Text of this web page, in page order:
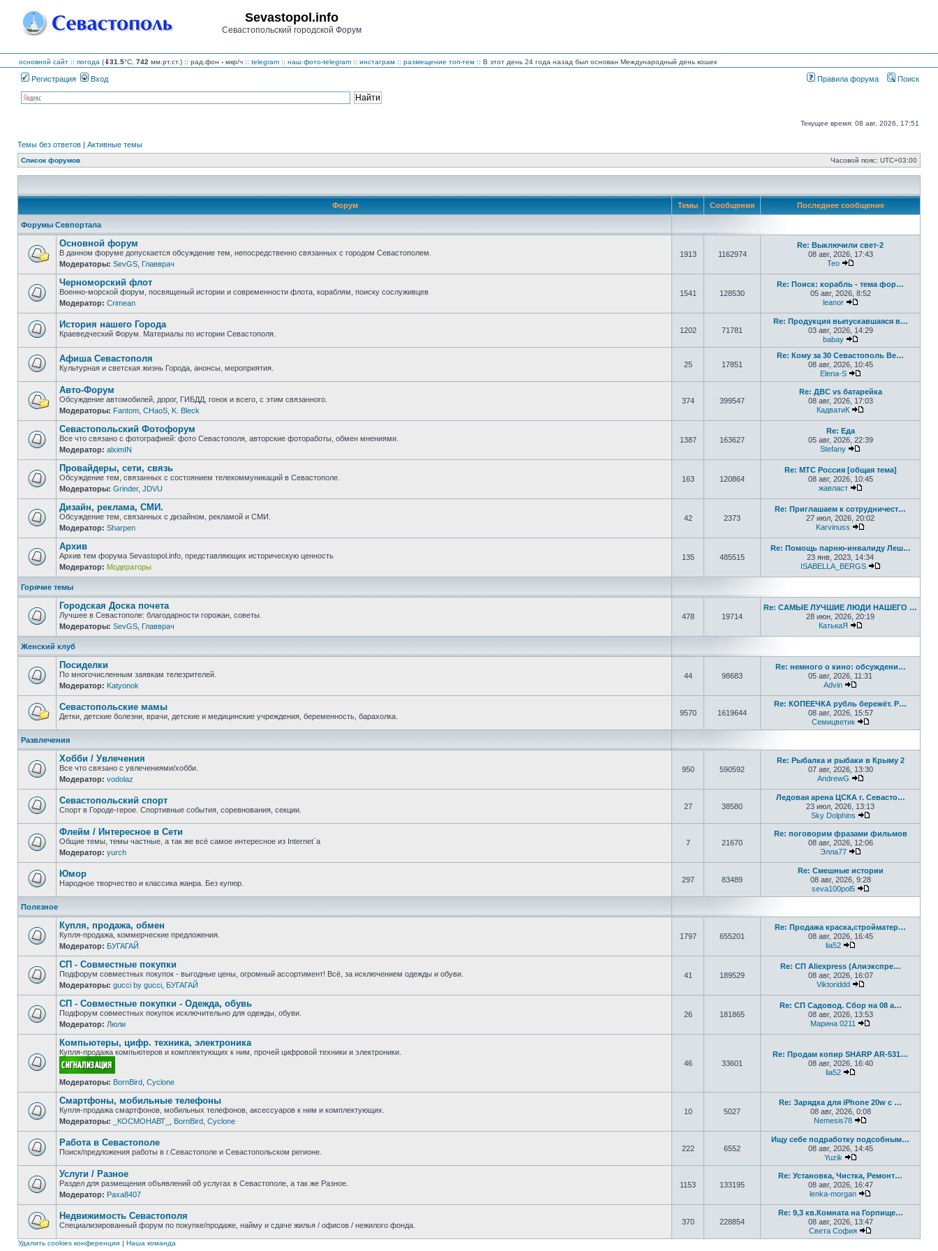
Sevastopol.info
Севастопольский городской Форум
основной сайт :: погода (⇓31.5°C, 742 мм.рт.ст.) :: рад.фон - мкр/ч :: telegram :: наш фото-telegram :: инстаграм :: размещение топ-тем :: В этот день 24 года назад был основан Международный день кошек
Регистрация Вход Правила форума Поиск
Текущее время: 08 авг, 2026, 17:51
Темы без ответов | Активные темы
Список форумов Часовой пояс: UTC+03:00
Форум Темы Сообщения Последнее сообщение
Форумы Севпортала
Нет
непрочитанных
сообщений
Основной форум
В данном форуме допускается обсуждение тем, непосредственно связанных с городом Севастополем.
Модераторы: SevGS Главврач
1913 1162974
Re: Выключили свет-2
08 авг, 2026, 17:43
Тео
Нет
непрочитанных
сообщений
Черноморский флот
Военно-морской форум, посвященый истории и современности флота, кораблям, поиску сослуживцев
Модератор: Crimean
1541 128530
Re: Поиск: корабль - тема фор…
05 авг, 2026, 8:52
leanor
непрочитанных
сообщений
История нашего Города
Краеведческий Форум. Материалы по истории Севастополя. 1202 71781
Re: Продукция выпускавшаяся в…
03 авг, 2026, 14:29
babay
Перейти к
непрочитанных
сообщений
Афиша Севастополя
Культурная и светская жизнь Города, анонсы, мероприятия. 25 17851
Re: Кому за 30 Севастополь Ве…
08 авг, 2026, 10:45
Elena-S
Перейти к
Нет
непрочитанных
сообщений
Авто-Форум
Обсуждение автомобилей, дорог, ГИБДД, гонок и всего, с этим связанного.
Модераторы: Fantom CHaoS K. Bleck
374 399547
Re: ДВС vs батарейка
08 авг, 2026, 17:03
КадватиК
Нет
непрочитанных
сообщений
Севастопольский Фотофорум
Все что связано с фотографией: фото Севастополя, авторские фотоработы, обмен мнениями.
Модератор: alximIN
1387 163627
Re: Еда
05 авг, 2026, 22:39
Stefany
Нет
непрочитанных
сообщений
Провайдеры, сети, связь
Обсуждение тем, связанных с состоянием телекоммуникаций в Севастополе.
Модераторы: Grinder, JDVU
163 120864
Re: МТС Россия [общая тема]
08 авг, 2026, 10:45
жавласт
Нет
непрочитанных
сообщений
Дизайн, реклама, СМИ.
Обсуждение тем, связанных с дизайном, рекламой и СМИ.
Модератор: Sharpen
42 2373
Re: Приглашаем к сотрудничест…
27 июл, 2026, 20:02
Karvinuss
Нет
непрочитанных
сообщений
Архив
Архив тем форума Sevastopol.info, представляющих историческую ценность
Модератор: Модераторы
135 485515
Re: Помощь парню-инвалиду Леш…
23 янв, 2023, 14:34
ISABELLA_BERGS
Горячие темы
Нет
непрочитанных
сообщений
Городская Доска почета
Лучшее в Севастополе: благодарности горожан, советы.
Модераторы: SevGS Главврач
478 19714
Re: САМЫЕ ЛУЧШИЕ ЛЮДИ НАШЕГО …
28 июн, 2026, 20:19
КатькаЯ
Женский клуб
Нет
непрочитанных
сообщений
Посиделки
По многочисленным заявкам телезрителей.
Модератор: Katyonok
44 98683
Re: немного о кино: обсуждени…
05 авг, 2026, 11:31
Advin
непрочитанных
сообщений
Севастопольские мамы
Детки, детские болезни, врачи, детские и медицинские учреждения, беременность, барахолка. 9570 1619644
Re: КОПЕЕЧКА рубль бережёт. Р…
08 авг, 2026, 15:57
Семицветик
Перейти к
Развлечения
Нет
непрочитанных
сообщений
Хобби / Увлечения
Все что связано с увлечениями/хобби.
Модератор: vodolaz
950 590592
Re: Рыбалка и рыбаки в Крыму 2
07 авг, 2026, 13:30
AndrewG
непрочитанных
сообщений
Севастопольский спорт
Спорт в Городе-герое. Спортивные события, соревнования, секции. 27 38580
Ледовая арена ЦСКА г. Севасто…
23 июл, 2026, 13:13
Sky Dolphins
Перейти к
Нет
непрочитанных
сообщений
Флейм / Интересное в Cети
Общие темы, темы частные, а так же всё самое интересное из Internet`а
Модератор: yurch
7 21670
Re: поговорим фразами фильмов
08 авг, 2026, 12:06
Элла77
непрочитанных
сообщений
Юмор
Народное творчество и классика жанра. Без купюр. 297 83489
Re: Смешные истории
08 авг, 2026, 9:28
seva100pol5
Перейти к
Полезное
Нет
непрочитанных
сообщений
Купля, продажа, обмен
Купля-продажа, коммерческие предложения.
Модератор: БУГАГАЙ
1797 655201
Re: Продажа краска,стройматер…
08 авг, 2026, 16:45
lia52
Нет
непрочитанных
сообщений
СП - Совместные покупки
Подфорум совместных покупок - выгодные цены, огромный ассортимент! Всё, за исключением одежды и обуви.
Модераторы: gucci by gucci БУГАГАЙ
41 189529
Re: СП Aliexpress (Алиэкспре…
08 авг, 2026, 16:07
Viktoriddd
Нет
непрочитанных
сообщений
СП - Совместные покупки - Одежда, обувь
Подфорум совместных покупок исключительно для одежды, обуви.
Модератор: Люли
26 181865
Re: СП Садовод. Сбор на 08 а…
08 авг, 2026, 13:53
Марина 0211
Нет
непрочитанных
Компьютеры, цифр. техника, электроника
Купля-продажа компьютеров и комплектующих к ним, прочей цифровой техники и электроники.
Модераторы: BornBird Cyclone
46 33601
Re: Продам копир SHARP AR-531…
08 авг, 2026, 16:40
lia52
Нет
непрочитанных
сообщений
Смартфоны, мобильные телефоны
Купля-продажа смартфонов, мобильных телефонов, аксессуаров к ним и комплектующих.
Модераторы:
_КОСМОНАВТ_ BornBird Cyclone
10 5027
Re: Зарядка для iPhone 20w с …
08 авг, 2026, 0:08
Nemesis78
непрочитанных
сообщений
Работа в Севастополе
Поиск/предложения работы в г.Севастополе и Севастопольском регионе. 222 6552
Ищу себе подработку подсобным…
08 авг, 2026, 14:45
Yuzik
Перейти к
Нет
непрочитанных
сообщений
Услуги / Разное
Раздел для размещения объявлений об услугах в Севастополе, а так же Разное.
Модератор: Paxa8407
1153 133195
Re: Установка, Чистка, Ремонт…
08 авг, 2026, 16:47
lenka-morgan
непрочитанных
сообщений
Недвижимость Севастополя
Специализированный форум по покупке/продаже, найму и сдаче жилья / офисов / нежилого фонда. 370 228854
Re: 9,3 кв.Комната на Горпище…
08 авг, 2026, 13:47
Света София
Перейти к
Удалить cookies конференции | Наша команда